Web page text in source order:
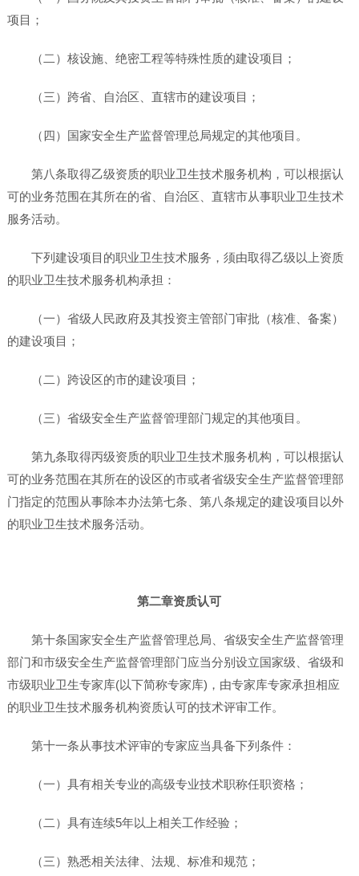
项目；
（二）核设施、绝密工程等特殊性质的建设项目；
（三）跨省、自治区、直辖市的建设项目；
（四）国家安全生产监督管理总局规定的其他项目。
第八条取得乙级资质的职业卫生技术服务机构，可以根据认
可的业务范围在其所在的省、自治区、直辖市从事职业卫生技术
服务活动。
下列建设项目的职业卫生技术服务，须由取得乙级以上资质
的职业卫生技术服务机构承担：
（一）省级人民政府及其投资主管部门审批（核准、备案）
的建设项目；
（二）跨设区的市的建设项目；
（三）省级安全生产监督管理部门规定的其他项目。
第九条取得丙级资质的职业卫生技术服务机构，可以根据认
可的业务范围在其所在的设区的市或者省级安全生产监督管理部
门指定的范围从事除本办法第七条、第八条规定的建设项目以外
的职业卫生技术服务活动。
第二章资质认可
第十条国家安全生产监督管理总局、省级安全生产监督管理
部门和市级安全生产监督管理部门应当分别设立国家级、省级和
市级职业卫生专家库(以下简称专家库)，由专家库专家承担相应
的职业卫生技术服务机构资质认可的技术评审工作。
第十一条从事技术评审的专家应当具备下列条件：
（一）具有相关专业的高级专业技术职称任职资格；
（二）具有连续5年以上相关工作经验；
（三）熟悉相关法律、法规、标准和规范；